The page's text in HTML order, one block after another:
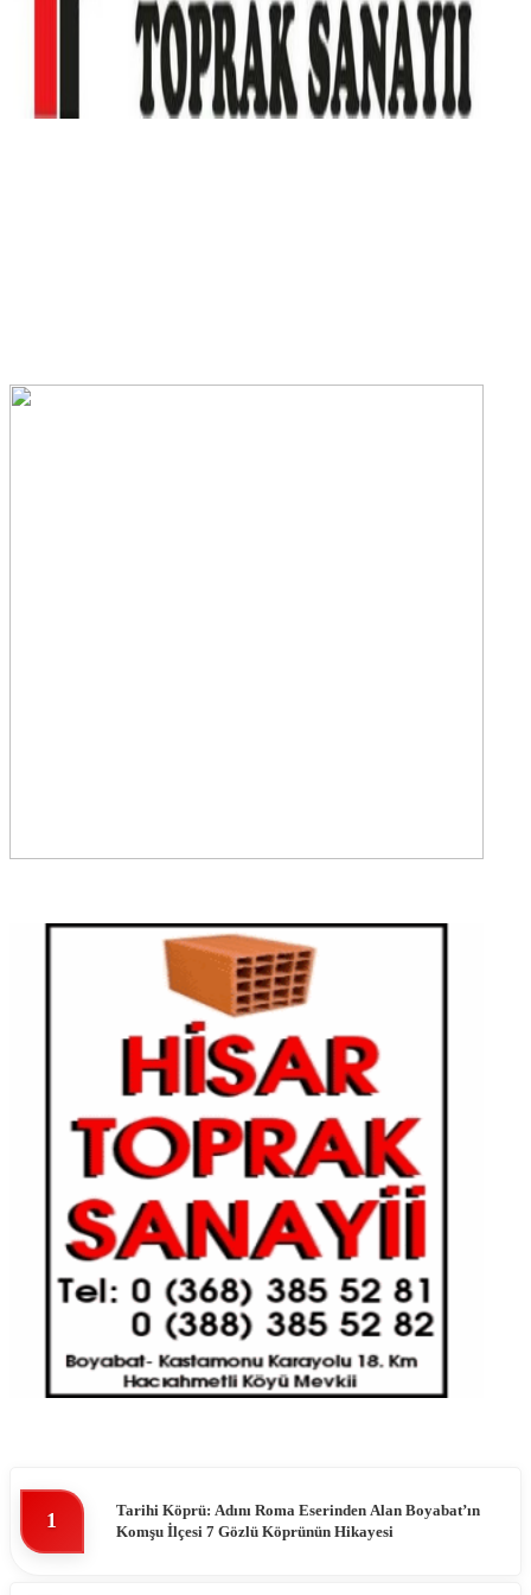
1
Tarihi Köprü: Adını Roma Eserinden Alan Boyabat’ın
Komşu İlçesi 7 Gözlü Köprünün Hikayesi